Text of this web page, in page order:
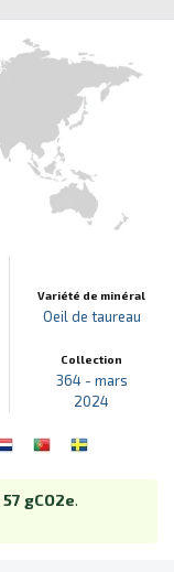
Variété de minéral
Oeil de taureau
Collection
364 - mars
2024
57 gCO2e.